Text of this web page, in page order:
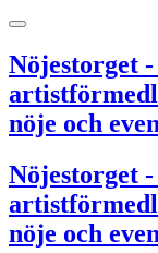
Nöjestorget
nöje och
Nöjestorget
nöje och